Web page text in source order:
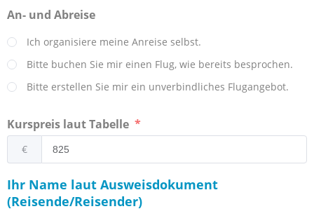
An- und Abreise
Ich organisiere meine Anreise selbst.
Bitte buchen Sie mir einen Flug, wie bereits besprochen.
Bitte erstellen Sie mir ein unverbindliches Flugangebot.
Kurspreis laut Tabelle
€
Ihr Name laut Ausweisdokument
(Reisende/Reisender)